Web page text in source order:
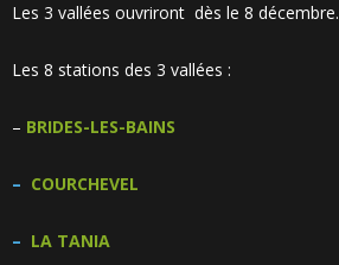
Les 3 vallées ouvriront dès le 8 décembre.
Les 8 stations des 3 vallées :
– BRIDES-LES-BAINS
– COURCHEVEL
– LA TANIA